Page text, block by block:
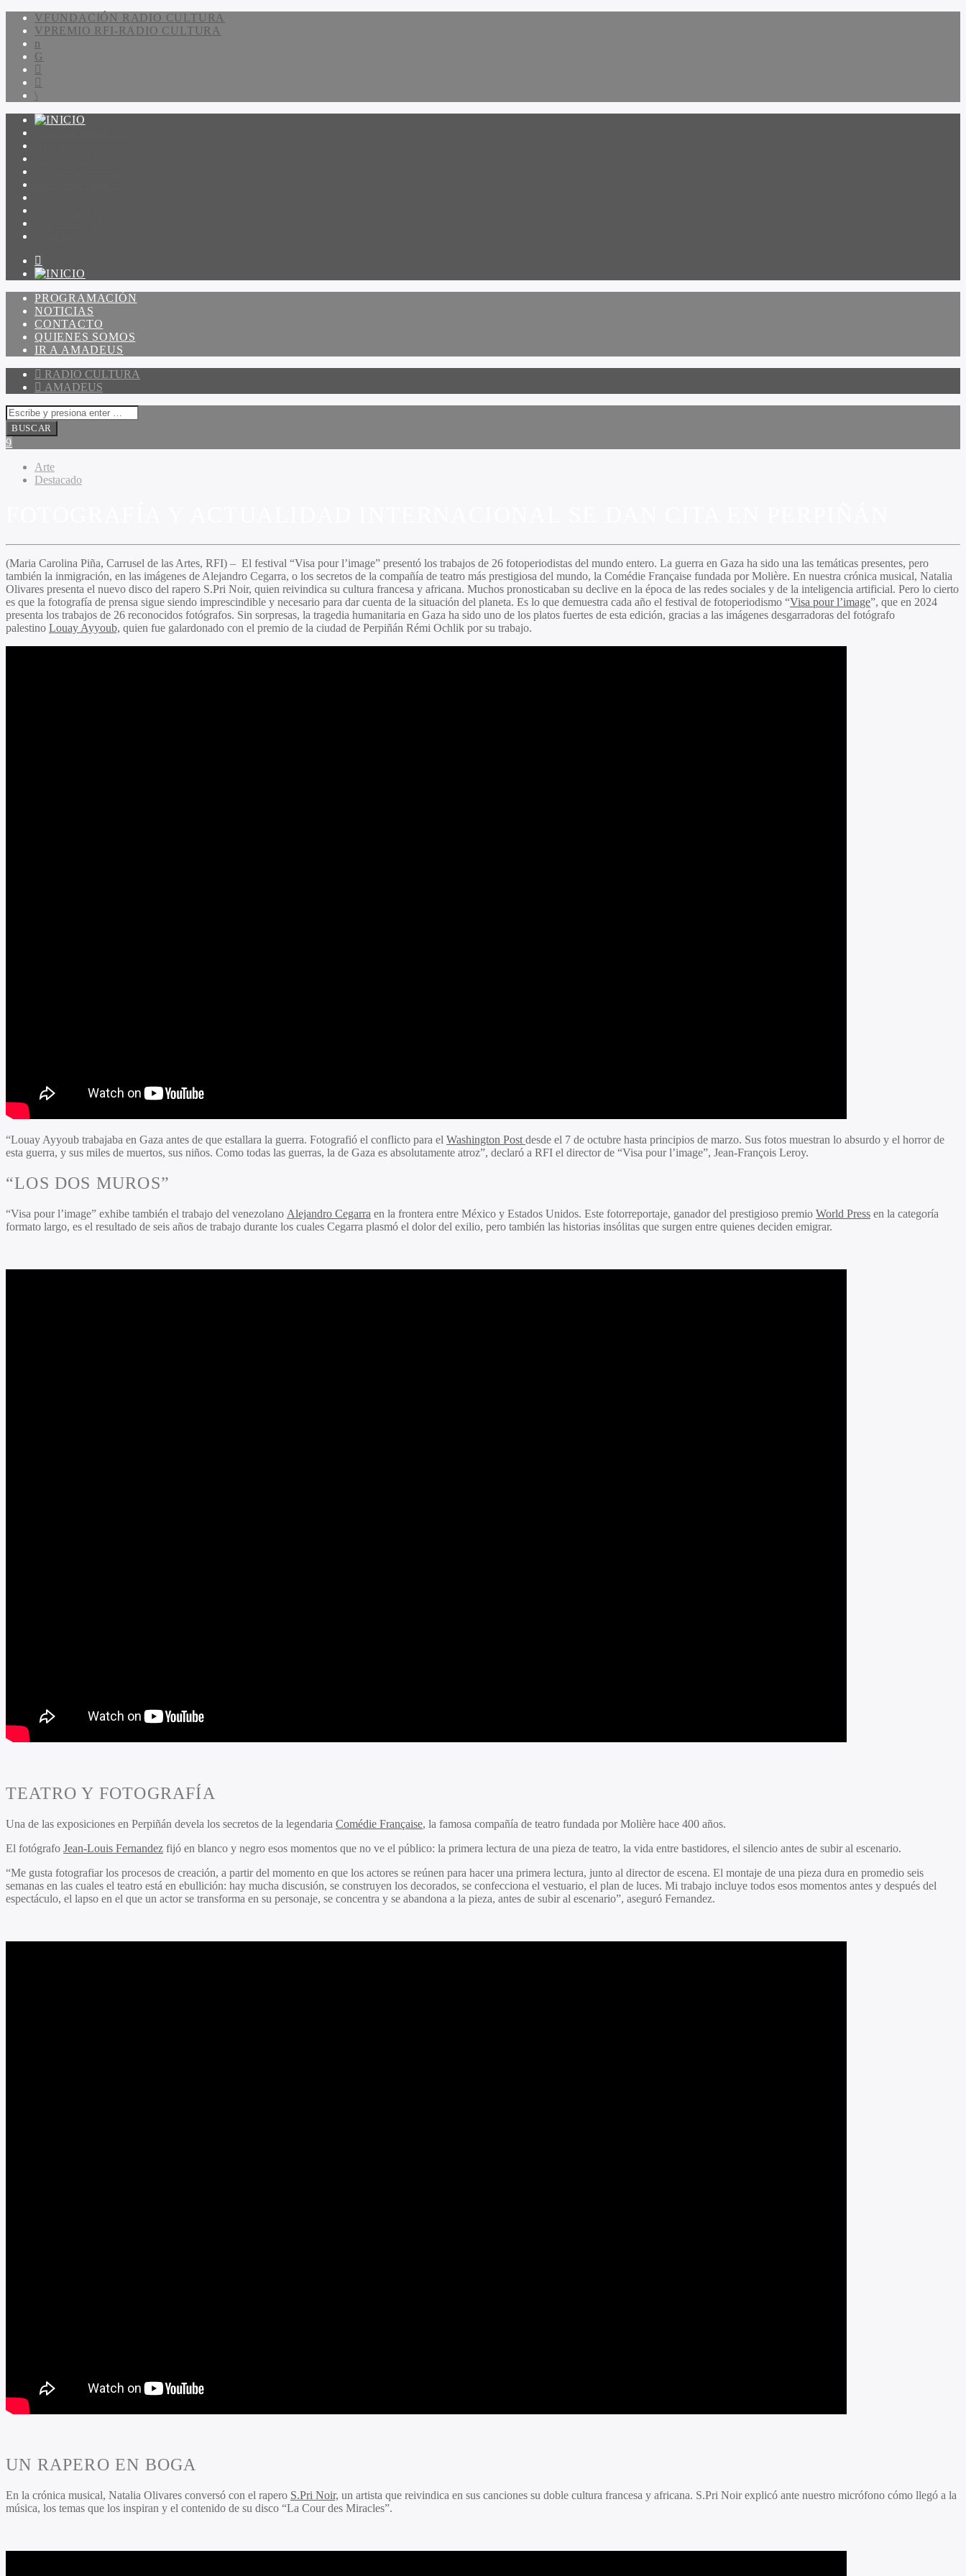
FUNDACIÓN RADIO CULTURA
PREMIO RFI-RADIO CULTURA
PROGRAMACIÓN
NOTICIAS
CONTACTO
QUIENES SOMOS
IR A AMADEUS
RADIO CULTURA
AMADEUS
Arte
Destacado
(Maria Carolina Piña, Carrusel de las Artes, RFI) – El festival “Visa pour l’image” presentó los trabajos de 26 fotoperiodistas del mundo entero. La guerra en Gaza ha sido una las temáticas presentes, pero
también la inmigración, en las imágenes de Alejandro Cegarra, o los secretos de la compañía de teatro más prestigiosa del mundo, la Comédie Française fundada por Molière. En nuestra crónica musical, Natalia
Olivares presenta el nuevo disco del rapero S.Pri Noir, quien reivindica su cultura francesa y africana. Muchos pronosticaban su declive en la época de las redes sociales y de la inteligencia artificial. Pero lo cierto
es que la fotografía de prensa sigue siendo imprescindible y necesario para dar cuenta de la situación del planeta. Es lo que demuestra cada año el festival de fotoperiodismo “Visa pour l’image”, que en 2024
presenta los trabajos de 26 reconocidos fotógrafos. Sin sorpresas, la tragedia humanitaria en Gaza ha sido uno de los platos fuertes de esta edición, gracias a las imágenes desgarradoras del fotógrafo
palestino Louay Ayyoub, quien fue galardonado con el premio de la ciudad de Perpiñán Rémi Ochlik por su trabajo.
“Louay Ayyoub trabajaba en Gaza antes de que estallara la guerra. Fotografió el conflicto para el Washington Post desde el 7 de octubre hasta principios de marzo. Sus fotos muestran lo absurdo y el horror de
esta guerra, y sus miles de muertos, sus niños. Como todas las guerras, la de Gaza es absolutamente atroz”, declaró a RFI el director de “Visa pour l’image”, Jean-François Leroy.
“LOS DOS MUROS”
“Visa pour l’image” exhibe también el trabajo del venezolano Alejandro Cegarra en la frontera entre México y Estados Unidos. Este fotorreportaje, ganador del prestigioso premio World Press en la categoría
formato largo, es el resultado de seis años de trabajo durante los cuales Cegarra plasmó el dolor del exilio, pero también las historias insólitas que surgen entre quienes deciden emigrar.
TEATRO Y FOTOGRAFÍA
Una de las exposiciones en Perpiñán devela los secretos de la legendaria Comédie Française, la famosa compañía de teatro fundada por Molière hace 400 años.
El fotógrafo Jean-Louis Fernandez fijó en blanco y negro esos momentos que no ve el público: la primera lectura de una pieza de teatro, la vida entre bastidores, el silencio antes de subir al escenario.
“Me gusta fotografiar los procesos de creación, a partir del momento en que los actores se reúnen para hacer una primera lectura, junto al director de escena. El montaje de una pieza dura en promedio seis
semanas en las cuales el teatro está en ebullición: hay mucha discusión, se construyen los decorados, se confecciona el vestuario, el plan de luces. Mi trabajo incluye todos esos momentos antes y después del
espectáculo, el lapso en el que un actor se transforma en su personaje, se concentra y se abandona a la pieza, antes de subir al escenario”, aseguró Fernandez.
UN RAPERO EN BOGA
En la crónica musical, Natalia Olivares conversó con el rapero S.Pri Noir, un artista que reivindica en sus canciones su doble cultura francesa y africana. S.Pri Noir explicó ante nuestro micrófono cómo llegó a la
música, los temas que los inspiran y el contenido de su disco “La Cour des Miracles”.